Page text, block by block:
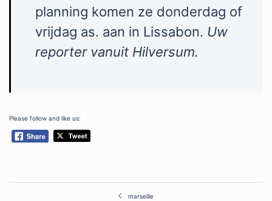
planning komen ze donderdag of
vrijdag as. aan in Lissabon. Uw
reporter vanuit Hilversum.
Please follow and like us:
marseille